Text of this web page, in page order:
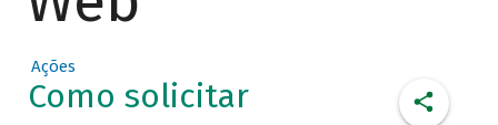
Ações
Como solicitar